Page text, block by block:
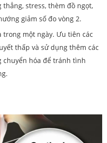
thẳng, stress, thèm đồ ngọt,
giảm số đo vòng 2.
trong một ngày. Ưu tiên các
thấp và sử dụng thêm các
chuyển hóa để tránh tình